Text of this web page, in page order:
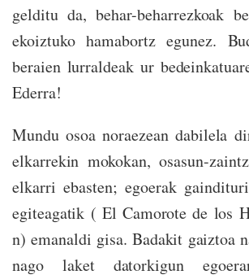
gelditu da, behar-beharrezkoak
ekoiztuko hamabortz egunez.
beraien lurraldeak ur
Ederra!
Mundu osoa noraezean dabilela
elkarrekin mokokan, osasun-
elkarri ebasten; egoerak
egiteagatik ( El Camorote de los
n) emanaldi gisa. Badakit gaiztoa
nago laket datorkigun